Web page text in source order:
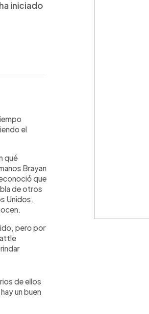
iniciado
el
qué
Brayan
que
de otros
Unidos,
pero por
de ellos
un buen